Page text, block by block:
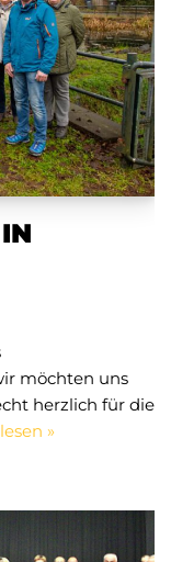
möchten uns
herzlich für die
»